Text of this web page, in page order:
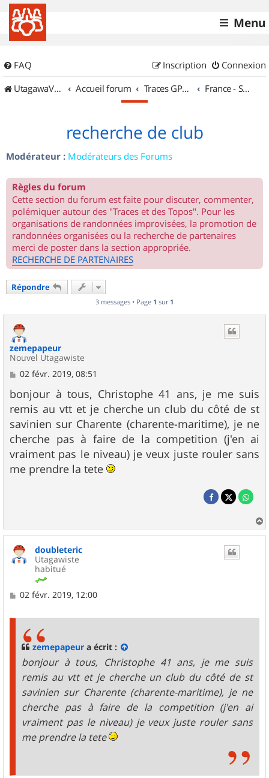
Menu
FAQ Connexion
Inscription
UtagawaVTT (Randos VTT et VTTAE avec traces GPS)
Accueil forum Traces GPS de randos VTT France - Sud Ouest
recherche de club
Modérateur : Modérateurs des Forums
Règles du forum
Cette section du forum est faite pour discuter, commenter,
polémiquer autour des "Traces et des Topos". Pour les
organisations de randonnées improvisées, la promotion de
randonnées organisées ou la recherche de partenaires
merci de poster dans la section appropriée.
RECHERCHE DE PARTENAIRES
Répondre
3 messages • Page 1 sur 1
zemepapeur
Nouvel Utagawiste
M
s
s
a
g
e
02 févr. 2019, 08:51
bonjour à tous, Christophe 41 ans, je me suis
remis au vtt et je cherche un club du côté de st
savinien sur Charente (charente-maritime), je ne
cherche pas à faire de la competition (j'en ai
vraiment pas le niveau) je veux juste rouler sans
me prendre la tete
a
doubleteric
Utagawiste
habitué
M
02 févr. 2019, 12:00
zemepapeur a écrit :
bonjour à tous, Christophe 41 ans, je me suis
remis au vtt et je cherche un club du côté de st
savinien sur Charente (charente-maritime), je ne
cherche pas à faire de la competition (j'en ai
vraiment pas le niveau) je veux juste rouler sans
me prendre la tete